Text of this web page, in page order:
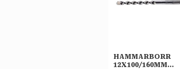
HAMMARBORR
12X100/160MM